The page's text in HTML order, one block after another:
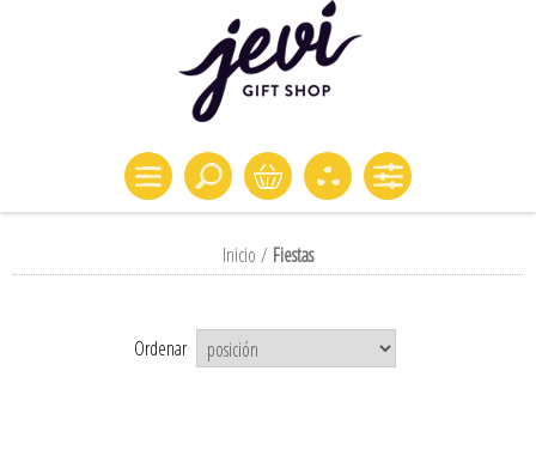
Inicio / Fiestas
Ordenar